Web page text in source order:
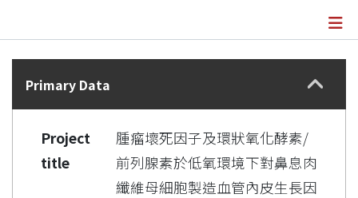
Details
Primary Data
Project
title
腫瘤壞死因子及環狀氧化酵素/
前列腺素於低氧環境下對鼻息肉
纖維母細胞製造血管內皮生長因